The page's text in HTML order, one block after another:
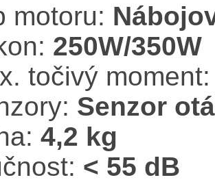
motoru:
250W/350W
točivý
Senzor
4,2 kg
< 55 dB